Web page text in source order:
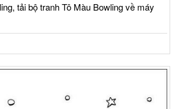
tải bộ tranh Tô Màu Bowling về máy